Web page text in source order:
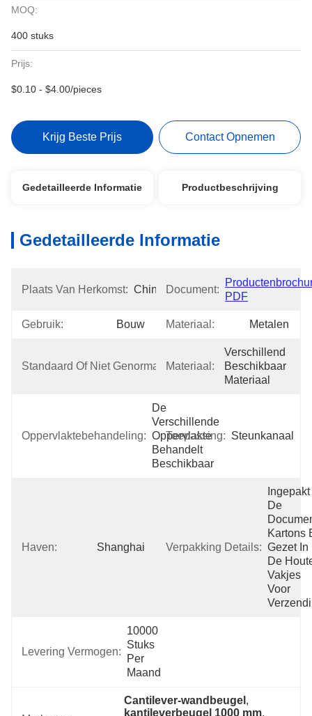
MOQ:
400 stuks
Prijs:
$0.10 - $4.00/pieces
Krijg Beste Prijs Contact Opnemen
Gedetailleerde Informatie Productbeschrijving
Gedetailleerde Informatie
Plaats Van Herkomst: China Document:
PDF
Gebruik: Bouw Materiaal: Metalen
Standaard Of Niet Genormaliseerd:
Niet
Genormaliseerd
Materiaal:
Verschillend
Beschikbaar
Materiaal
Oppervlaktebehandeling:
De
Verschillende
Oppervlakte
Behandelt
Beschikbaar
Toepassing: Steunkanaal
Haven: Shanghai Verpakking Details:
De
Kartons
Gezet In
De
Vakjes
Voor
Levering Vermogen:
10000
Stuks
Per
Maand
Cantilever-wandbeugel ,
kantileverbeugel 1000 mm,